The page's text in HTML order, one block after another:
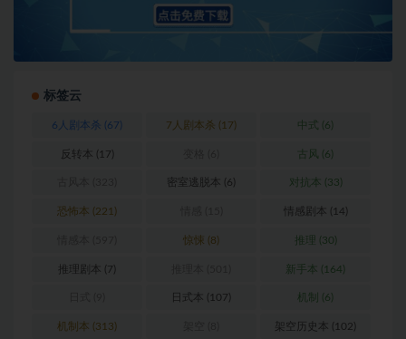
标签云
6人剧本杀 (67) 7人剧本杀 (17) 中式 (6)
反转本 (17) 古风 (6)
密室逃脱本 (6) 对抗本 (33)
恐怖本 (221) 情感剧本 (14)
惊悚 (8) 推理 (30)
推理剧本 (7) 新手本 (164)
日式本 (107) 机制 (6)
机制本 (313) 架空历史本 (102)